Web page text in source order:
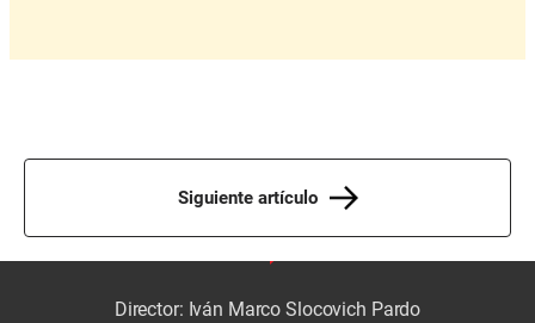
Siguiente artículo
Director: Iván Marco Slocovich Pardo